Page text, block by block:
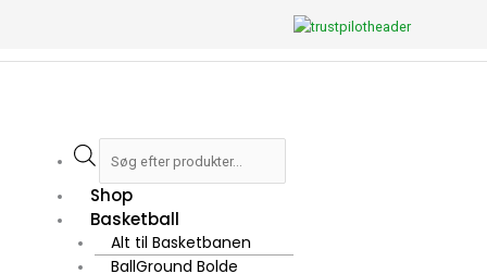
Shop
Basketball
Alt til Basketbanen
BallGround Bolde